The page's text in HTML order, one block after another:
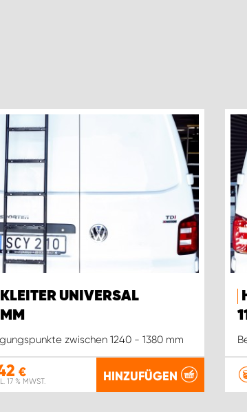
UNIVERSAL
zwischen 1240 - 1380 mm
€
17 % MWST. HINZUFÜGEN